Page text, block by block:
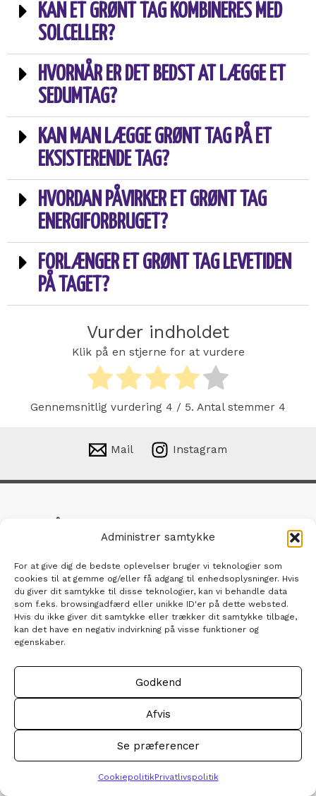
Administrer samtykke
For at give dig de bedste oplevelser bruger vi teknologier som
cookies til at gemme og/eller få adgang til enhedsoplysninger. Hvis
du giver dit samtykke til disse teknologier, kan vi behandle data
som f.eks. browsingadfærd eller unikke ID'er på dette websted.
Hvis du ikke giver dit samtykke eller trækker dit samtykke tilbage,
kan det have en negativ indvirkning på visse funktioner og
egenskaber.
Godkend
Afvis
Se præferencer
CookiepolitikPrivatlivspolitik
KAN ET GRØNT TAG KOMBINERES MED
SOLCELLER?
HVORNÅR ER DET BEDST AT LÆGGE ET
SEDUMTAG?
KAN MAN LÆGGE GRØNT TAG PÅ ET
EKSISTERENDE TAG?
HVORDAN PÅVIRKER ET GRØNT TAG
ENERGIFORBRUGET?
FORLÆNGER ET GRØNT TAG LEVETIDEN
PÅ TAGET?
Vurder indholdet
Klik på en stjerne for at vurdere
Gennemsnitlig vurdering 4 / 5. Antal stemmer 4
Mail Instagram
OM HÅNDVÆRKERPRIS.DK
Velkommen tilHåndværkerpris.dk. Siden her er
tilbud på håndværkere. Modtag 3 uforpligtende
tilbud - nemt, hurtigt og 100% gratis.
UDGIVER:
En del af Spudo ApS
FÅ 3 GRATIS & UFORPLIGTENDE TILBUD: